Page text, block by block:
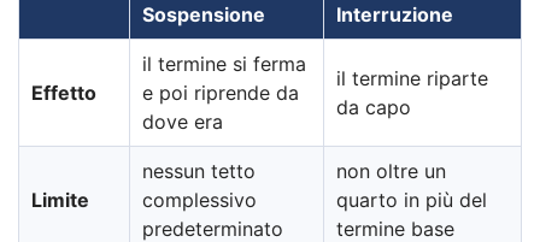
Sospensione Interruzione
Effetto
il termine si ferma
e poi riprende da
dove era
il termine riparte
da capo
Limite
nessun tetto
complessivo
predeterminato
non oltre un
quarto in più del
termine base